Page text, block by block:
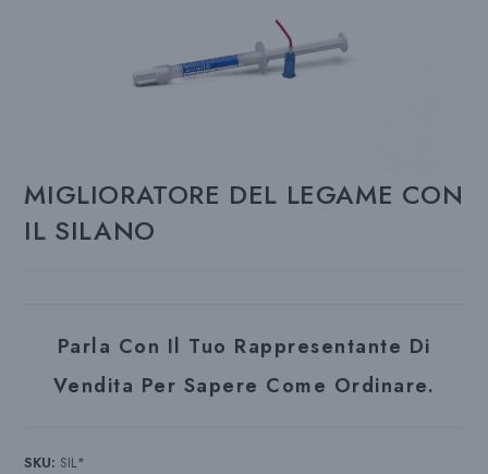
MIGLIORATORE DEL LEGAME CON
IL SILANO
Parla Con Il Tuo Rappresentante Di
Vendita Per Sapere Come Ordinare.
SKU: SIL*